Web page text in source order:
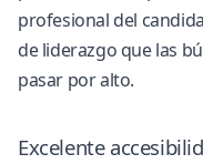
profesional del
de liderazgo que las
pasar por alto.
Excelente